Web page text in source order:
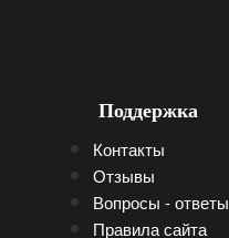
Поддержка
Контакты
Отзывы
Вопросы - ответы
Правила сайта